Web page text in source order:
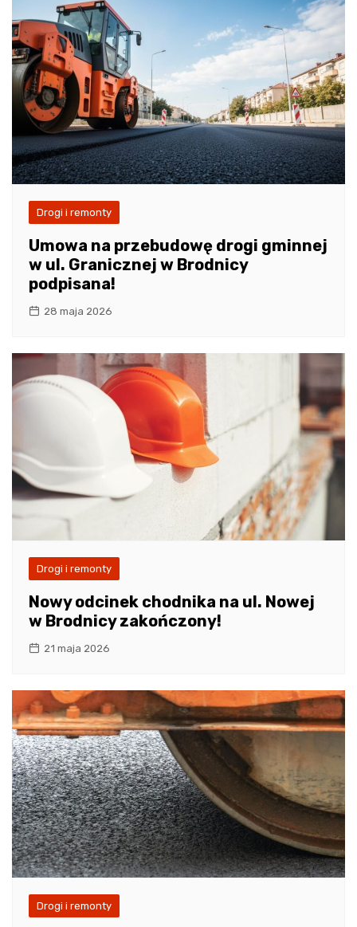
Drogi i remonty
Umowa na przebudowę drogi gminnej
w ul. Granicznej w Brodnicy
podpisana!
28 maja 2026
Drogi i remonty
Nowy odcinek chodnika na ul. Nowej
w Brodnicy zakończony!
21 maja 2026
Drogi i remonty